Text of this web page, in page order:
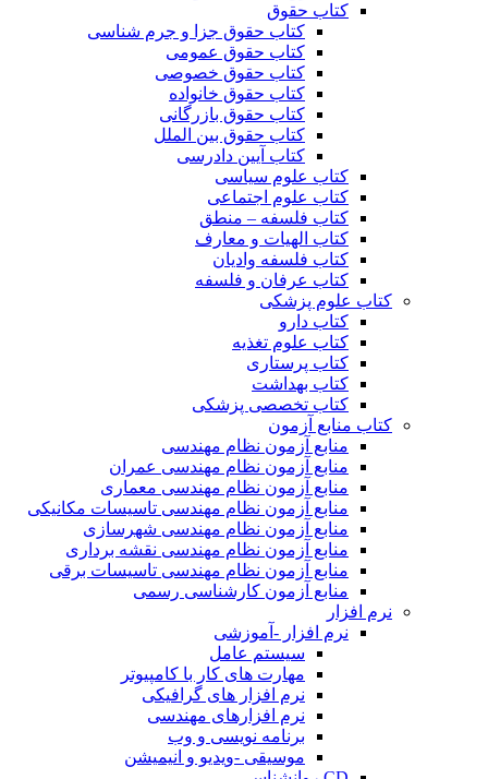
کتاب حقوق
کتاب حقوق جزا و جرم شناسی
کتاب حقوق عمومی
کتاب حقوق خصوصی
کتاب حقوق خانواده
کتاب حقوق بازرگانی
کتاب حقوق بین الملل
کتاب آیین دادرسی
کتاب علوم سیاسی
کتاب علوم اجتماعی
کتاب فلسفه – منطق
کتاب الهیات و معارف
کتاب فلسفه وادیان
کتاب عرفان و فلسفه
کتاب علوم پزشکی
کتاب دارو
کتاب علوم تغذیه
کتاب پرستاری
کتاب بهداشت
کتاب تخصصی پزشکی
کتاب منابع آزمون
منابع آزمون نظام مهندسی
منابع آزمون نظام مهندسی عمران
منابع آزمون نظام مهندسی معماری
منابع آزمون نظام مهندسی تاسیسات مکانیکی
منابع آزمون نظام مهندسی شهرسازی
منابع آزمون نظام مهندسی نقشه برداری
منابع آزمون نظام مهندسی تاسیسات برقی
منابع آزمون کارشناسی رسمی
نرم افزار
نرم افزار -آموزشی
سیستم عامل
مهارت های کار با کامپیوتر
نرم افزار های گرافیکی
نرم افزارهای مهندسی
برنامه نویسی و وب
موسیقی -ویدیو و انیمیشن